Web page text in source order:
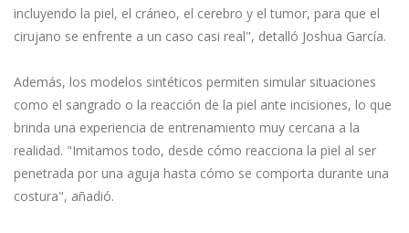
incluyendo la piel, el cráneo, el cerebro y el tumor, para que el
cirujano se enfrente a un caso casi real", detalló Joshua García.
Además, los modelos sintéticos permiten simular situaciones
como el sangrado o la reacción de la piel ante incisiones, lo que
brinda una experiencia de entrenamiento muy cercana a la
realidad. "Imitamos todo, desde cómo reacciona la piel al ser
penetrada por una aguja hasta cómo se comporta durante una
costura", añadió.